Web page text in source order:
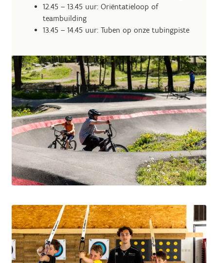
12.45 – 13.45 uur: Oriëntatieloop of
teambuilding
13.45 – 14.45 uur: Tuben op onze tubingpiste